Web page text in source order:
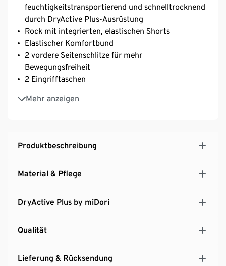
feuchtigkeitstransportierend und schnelltrocknend
durch DryActive Plus-Ausrüstung
Rock mit integrierten, elastischen Shorts
Elastischer Komfortbund
2 vordere Seitenschlitze für mehr
Bewegungsfreiheit
2 Eingrifftaschen
Mehr anzeigen
1 Gesässtasche
Leichtes, elastisches und strapazierfähiges Material
Produktbeschreibung
Material & Pflege
DryActive Plus by miDori
Qualität
Lieferung & Rücksendung